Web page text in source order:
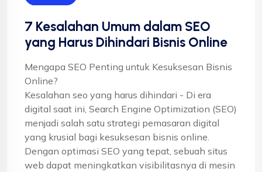
7 Kesalahan Umum dalam SEO
yang Harus Dihindari Bisnis Online
Mengapa SEO Penting untuk Kesuksesan Bisnis
Online?
Kesalahan seo yang harus dihindari - Di era
digital saat ini, Search Engine Optimization (SEO)
menjadi salah satu strategi pemasaran digital
yang krusial bagi kesuksesan bisnis online.
Dengan optimasi SEO yang tepat, sebuah situs
web dapat meningkatkan visibilitasnya di mesin